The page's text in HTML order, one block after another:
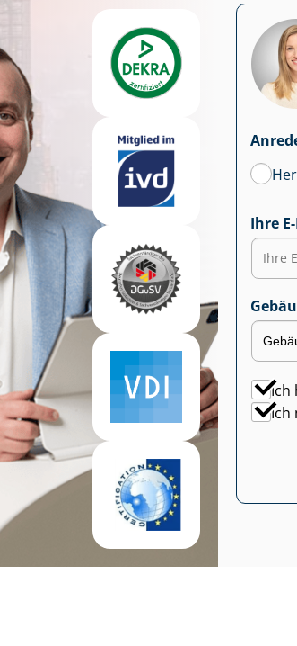
Ihre
Ich
Ich